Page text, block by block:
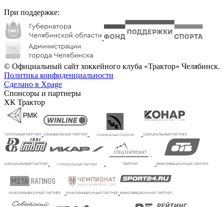
При поддержке:
© Официальный сайт хоккейного клуба «Трактор» Челябинск.
Политика конфиденциальности
Сделано в Xpage
Спонсоры и партнеры
ХК Трактор